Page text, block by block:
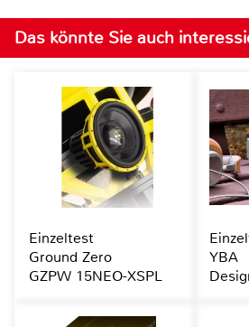
Das könnte Sie auch
Einzeltest
Ground Zero
GZPW 15NEO-XSPL
YBA